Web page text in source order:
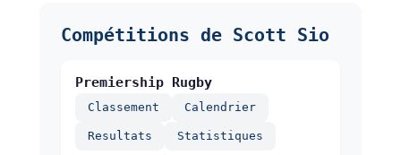
Compétitions de Scott Sio
Premiership Rugby
Classement Calendrier
Resultats Statistiques